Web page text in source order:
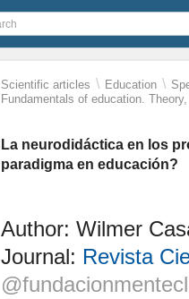
Scientific articles \ Education \
Fundamentals of education.
La neurodidáctica en los
paradigma en educación?
Author: Wilmer
Journal: Revista